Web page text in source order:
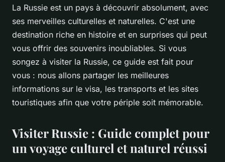
La Russie est un pays à découvrir absolument, avec
ses merveilles culturelles et naturelles. C'est une
destination riche en histoire et en surprises qui peut
vous offrir des souvenirs inoubliables. Si vous
songez à visiter la Russie, ce guide est fait pour
vous : nous allons partager les meilleures
informations sur le visa, les transports et les sites
touristiques afin que votre périple soit mémorable.
Visiter Russie : Guide complet pour
un voyage culturel et naturel réussi